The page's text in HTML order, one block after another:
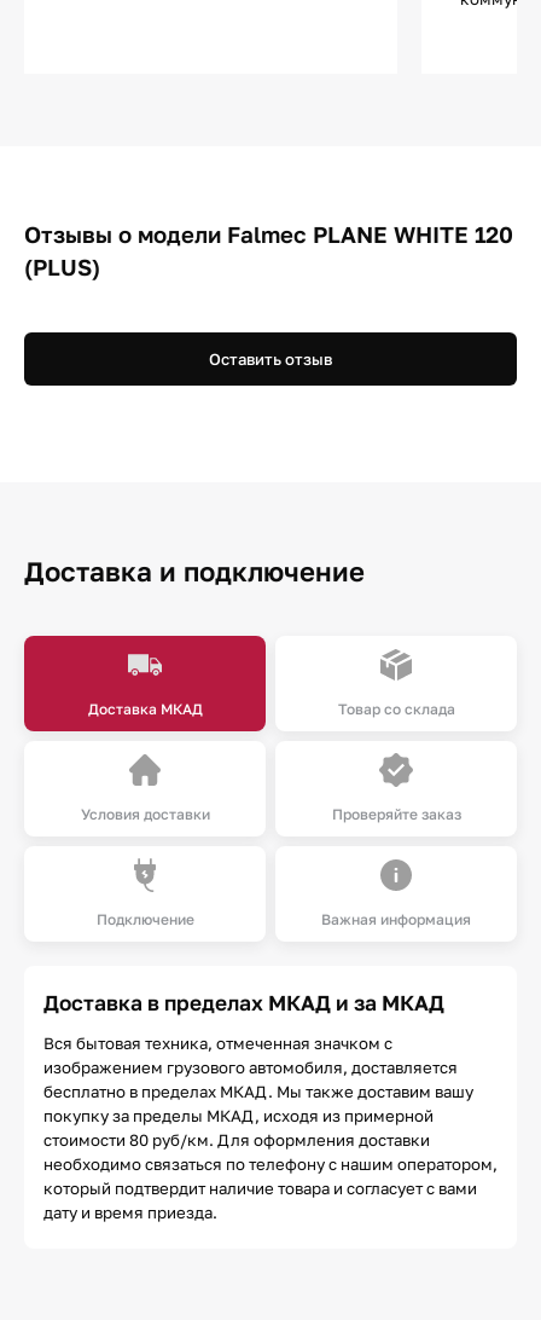
Отзывы о модели Falmec PLANE WHITE 120
(PLUS)
Оставить отзыв
Доставка и подключение
Доставка МКАД Товар со склада
Условия доставки Проверяйте заказ
Подключение Важная информация
Доставка в пределах МКАД и за МКАД
Вся бытовая техника, отмеченная значком с
изображением грузового автомобиля, доставляется
бесплатно в пределах МКАД. Мы также доставим вашу
покупку за пределы МКАД, исходя из примерной
стоимости 80 руб/км. Для оформления доставки
необходимо связаться по телефону с нашим оператором,
который подтвердит наличие товара и согласует с вами
дату и время приезда.